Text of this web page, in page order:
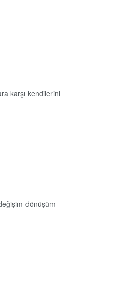
karşı kendilerini
dönüşüm